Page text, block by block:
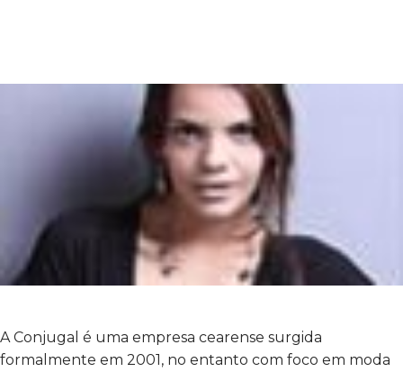
A Conjugal é uma empresa cearense surgida
formalmente em 2001, no entanto com foco em moda